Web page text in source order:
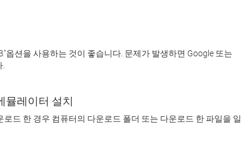
뮬레이터 설치
드 한 경우 컴퓨터의 다운로드 폴더 또는 다운로드 한 파일을 일